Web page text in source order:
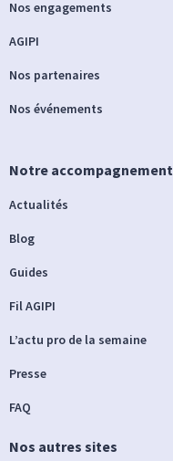
Nos engagements
AGIPI
Nos partenaires
Nos événements
Notre accompagnement
Actualités
Blog
Guides
Fil AGIPI
L’actu pro de la semaine
Presse
FAQ
Nos autres sites